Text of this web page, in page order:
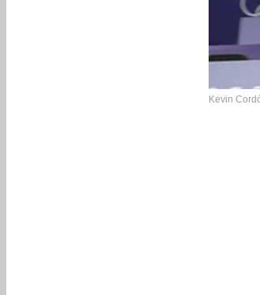
Kevin